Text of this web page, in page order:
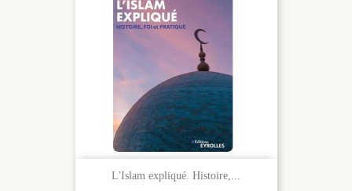
L'Islam expliqué. Histoire,...